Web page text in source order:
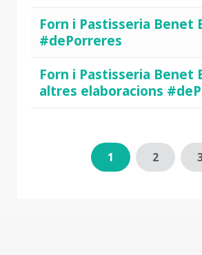
Forn i Pastisseria Benet
#dePorreres
Forn i Pastisseria Benet
altres elaboracions
1 2